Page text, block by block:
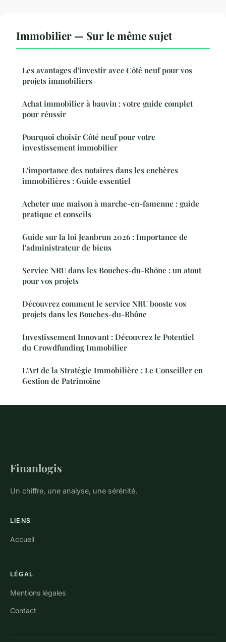
Immobilier — Sur le même sujet
Les avantages d'investir avec Côté neuf pour vos
projets immobiliers
Achat immobilier à bauvin : votre guide complet
pour réussir
Pourquoi choisir Côté neuf pour votre
investissement immobilier
L'importance des notaires dans les enchères
immobilières : Guide essentiel
Acheter une maison à marche-en-famenne : guide
pratique et conseils
Guide sur la loi Jeanbrun 2026 : Importance de
l'administrateur de biens
Service NRU dans les Bouches-du-Rhône : un atout
pour vos projets
Découvrez comment le service NRU booste vos
projets dans les Bouches-du-Rhône
Investissement Innovant : Découvrez le Potentiel
du Crowdfunding Immobilier
L'Art de la Stratégie Immobilière : Le Conseiller en
Gestion de Patrimoine
Finanlogis
Un chiffre, une analyse, une sérénité.
LIENS
Accueil
LÉGAL
Mentions légales
Contact